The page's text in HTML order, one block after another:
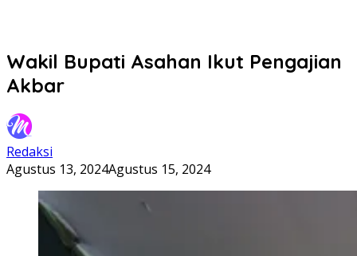
Wakil Bupati Asahan Ikut Pengajian
Akbar
Redaksi
Agustus 13, 2024Agustus 15, 2024